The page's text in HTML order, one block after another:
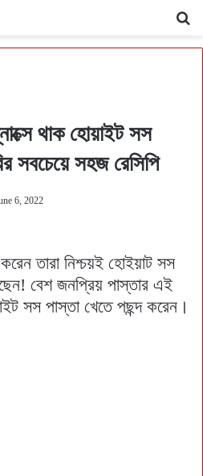
থাক হোয়াইট সস
সবচেয়ে সহজ রেসিপি
6, 2022
করেন তারা নিশ্চয়ই হোইয়াট সস
বেশ জনপ্রিয় পাস্তার এই
সস পাস্তা খেতে পছন্দ করেন।